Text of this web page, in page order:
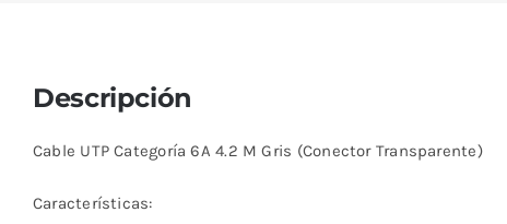
Descripción
Cable UTP Categoría 6A 4.2 M Gris (Conector Transparente)
Características: